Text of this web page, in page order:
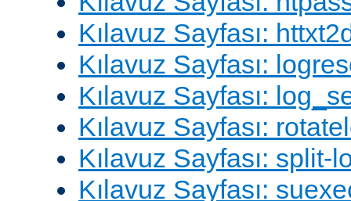
Kılavuz Sayfası:
Kılavuz Sayfası:
Kılavuz Sayfası:
Kılavuz Sayfası:
Kılavuz Sayfası: split-
Kılavuz Sayfası: